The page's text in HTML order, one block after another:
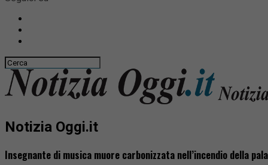
Notizia Oggi.it
Insegnante di musica muore carbonizzata nell’incendio della